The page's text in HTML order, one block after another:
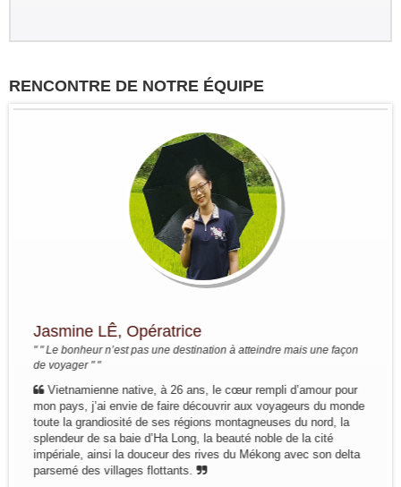
RENCONTRE DE NOTRE ÉQUIPE
Jasmine LÊ, Opératrice
" " Le bonheur n’est pas une destination à atteindre mais une façon
de voyager " "
Vietnamienne native, à 26 ans, le cœur rempli d’amour pour
mon pays, j’ai envie de faire découvrir aux voyageurs du monde
toute la grandiosité de ses régions montagneuses du nord, la
splendeur de sa baie d’Ha Long, la beauté noble de la cité
impériale, ainsi la douceur des rives du Mékong avec son delta
parsemé des villages flottants.
Groupe : VAR VIETNAM PASSION
Marseille - Hanoi - Nghia Lo - Mu
Cang Chai - Sapa - BacHa - Thong
Nguyen - Ha Giang - Dong Van - Bao
Lac - Ba Be - Hanoi - Baie...
Groupe : Pierre DEGEMBE avec
ses amis 05personnes
Voyage du nord au centre du 7 avril
au 19 avril : Bruxelles - Hanoi - Mai
Chau -PuLuong - Tam Coc -baie de
Halong - Hue - HoiAn - Hanoi -
amis (4 personnes)
Voyage à la carte du nord au sud du
Hich - Pu Luong - Tam Coc - Baie de
Lan Ha ( Bateau Perla Dawn Sails) -
Train pour...
Groupe: Mr et Mme Alain et
Catherine LEFBVRE
Voyage dans le nord pour decouvrir
les ethnies du nord: Bruxelles -